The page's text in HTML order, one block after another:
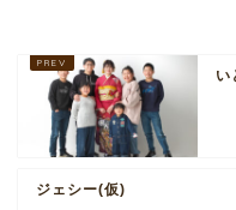
い
ジェシー(仮)